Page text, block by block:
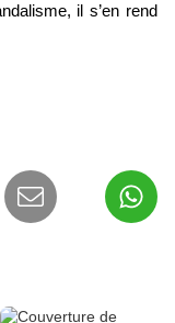
il s’en rend